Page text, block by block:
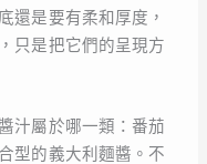
還是要有柔和厚度，
只是把它們的呈現方
汁屬於哪一類：番茄
型的義大利麵醬。不